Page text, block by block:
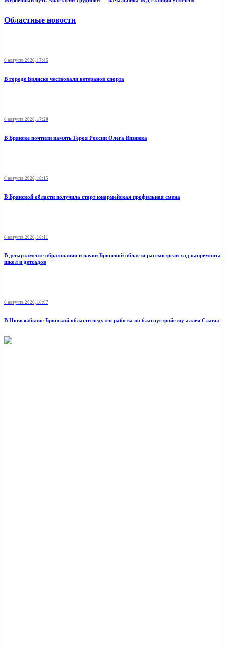
Областные новости
6 августа 2026, 17:45
В городе Брянске чествовали ветеранов спорта
6 августа 2026, 17:20
В Брянске почтили память Героя России Олега Визнюка
6 августа 2026, 16:15
В Брянской области получила старт юнармейская профильная смена
6 августа 2026, 16:11
В департаменте образования и науки Брянской области рассмотрели ход капремонта
школ и детсадов
6 августа 2026, 16:07
В Новозыбкове Брянской области ведутся работы по благоустройству аллеи Славы